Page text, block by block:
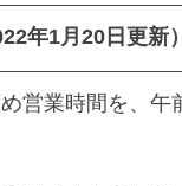
年1月20日更新）
営業時間を、午